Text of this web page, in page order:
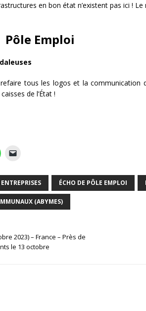
en bon état n’existent pas ici !
Pôle Emploi
tous les logos et la communication
de l’État !
ÉCHO DE PÔLE EMPLOI
(ABYMES)
2023) – France – Près de
le 13 octobre